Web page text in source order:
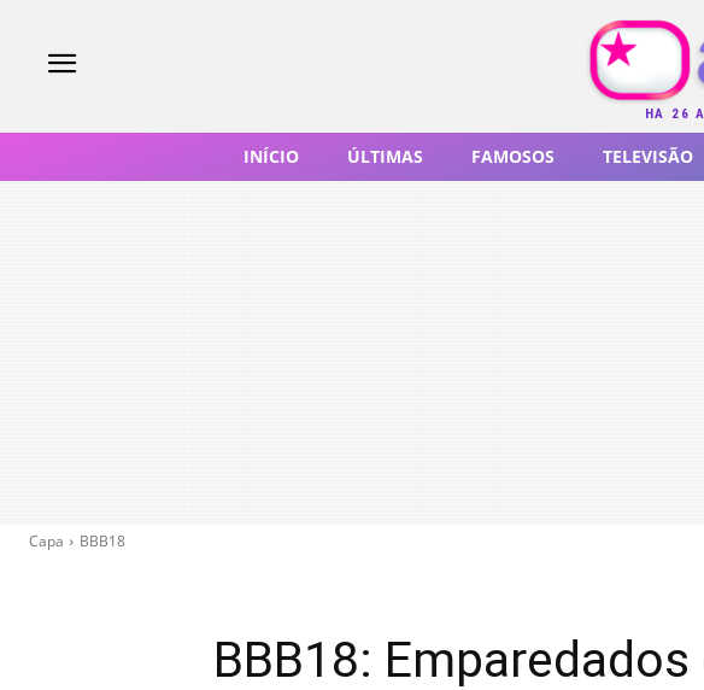
HÁ 26
INÍCIO ÚLTIMAS FAMOSOS TELEVISÃO
Capa BBB18
BBB18: